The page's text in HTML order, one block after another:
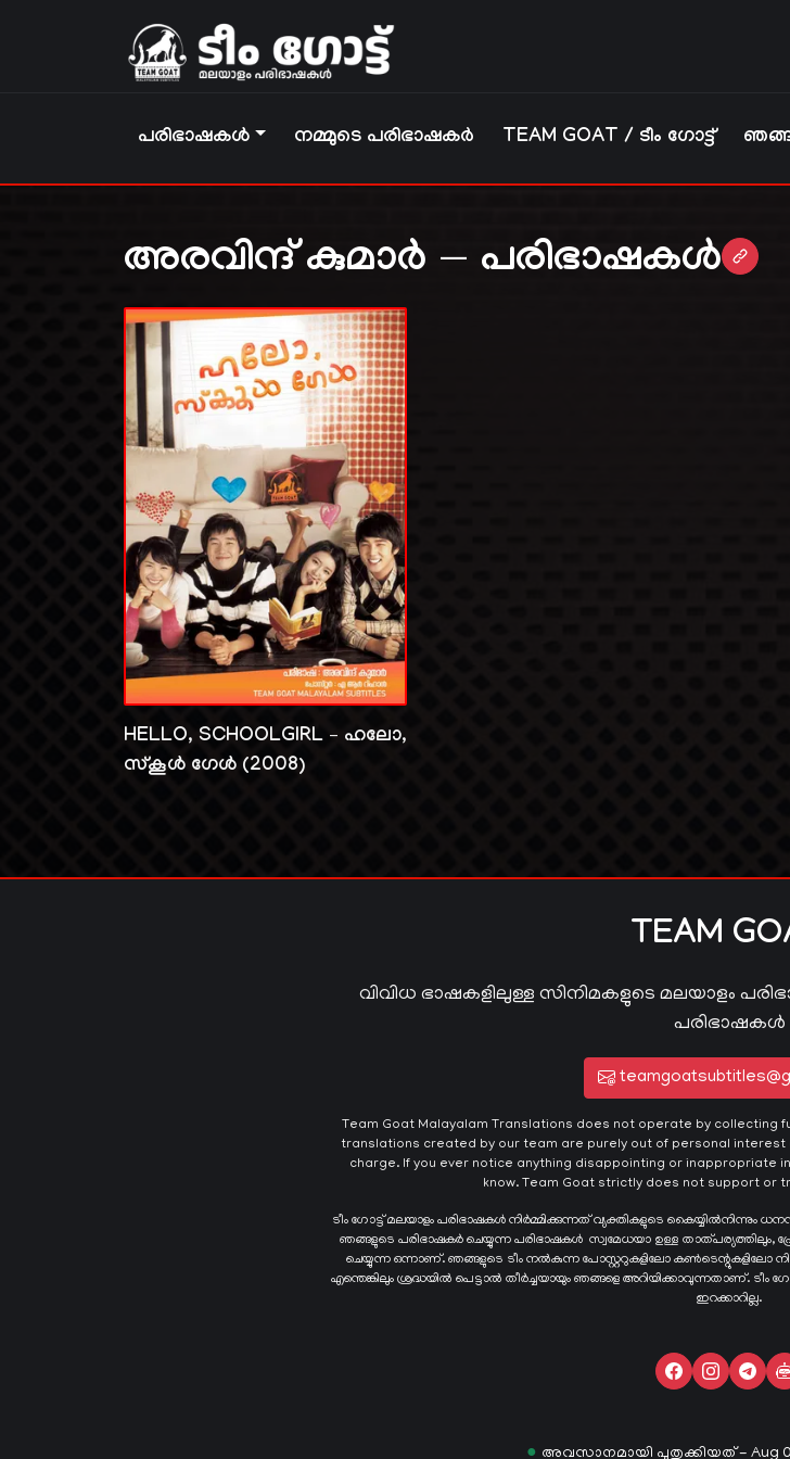
പരിഭാഷകൾ നമ്മുടെ പരിഭാഷകർ TEAM GOAT / ടീം ഗോട്ട്
അരവിന്ദ് കുമാർ — പരിഭാഷകൾ
HELLO, SCHOOLGIRL – ഹലോ,
സ്കൂൾ ഗേൾ (2008)
TEAM
വിവിധ ഭാഷകളിലുള്ള സിനിമകളുടെ മലയാളം
പരിഭാഷകൾ
Team Goat Malayalam Translations does not operate by collecting
translations created by our team are purely out of personal
charge. If you ever notice anything disappointing or inappropriate
know. Team Goat strictly does not support or
ടീം ഗോട്ട് മലയാളം പരിഭാഷകൾ നിർമ്മിക്കുന്നത് വ്യക്തികളുടെ
ഞങ്ങളുടെ പരിഭാഷകർ ചെയ്യുന്ന പരിഭാഷകള്‍ സ്വമേധയാ ഉള്ള താത്പര്യത്തിലും,
ചെയ്യുന്ന ഒന്നാണ്. ഞങ്ങളുടെ ടീം നൽകുന്ന പോസ്റ്ററുകളിലോ കൺടെന്റുകളിലോ
എന്തെങ്കിലും ശ്രദ്ധയിൽ പെട്ടാൽ തീർച്ചയായും ഞങ്ങളെ അറിയിക്കാവുന്നതാണ്. ടീം
ഇറക്കാറില്ല.
● അവസാനമായി പുതുക്കിയത് - Aug 01,